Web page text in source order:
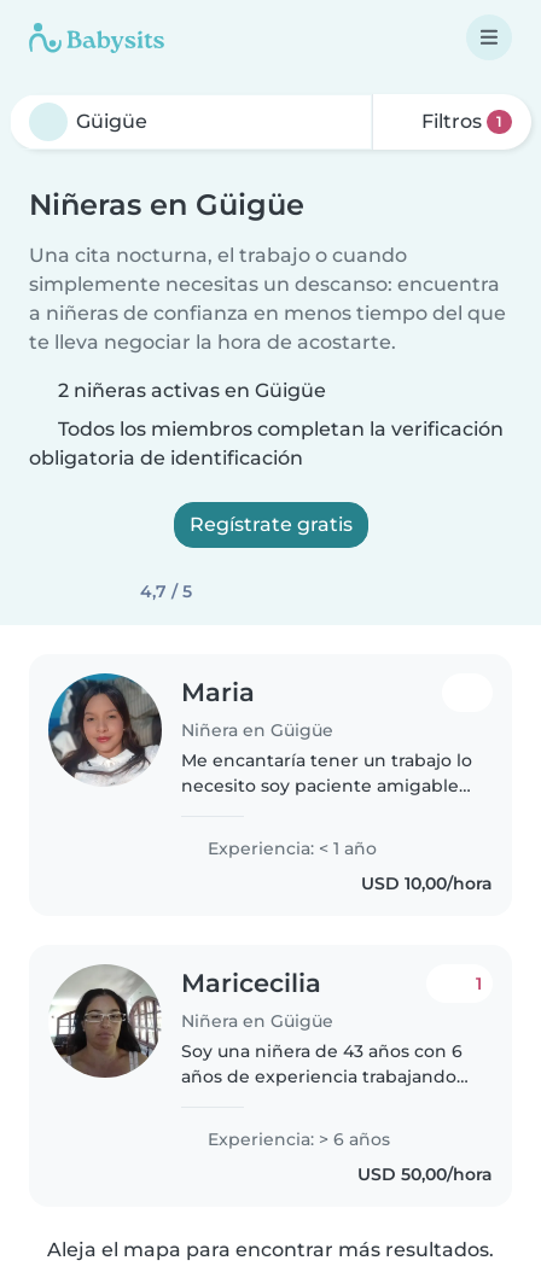
Filtros 1
Niñeras en Güigüe
Una cita nocturna, el trabajo o cuando
simplemente necesitas un descanso: encuentra
a niñeras de confianza en menos tiempo del que
te lleva negociar la hora de acostarte.
2 niñeras activas en Güigüe
Todos los miembros completan la verificación
obligatoria de identificación
Regístrate gratis
4,7 / 5
Maria
Niñera en Güigüe
Me encantaría tener un trabajo lo
necesito soy paciente amigable
trabajar si puedo quedarme
estaría bien asi no tengo que
viajar todos los dias soy una
Experiencia: < 1 año
USD 10,00/hora
Maricecilia
Niñera en Güigüe
1
Soy una niñera de 43 años con 6
años de experiencia trabajando
habilidades en dibujo,
manualidades y música. También
Experiencia: > 6 años
USD 50,00/hora
Aleja el mapa para encontrar más resultados.